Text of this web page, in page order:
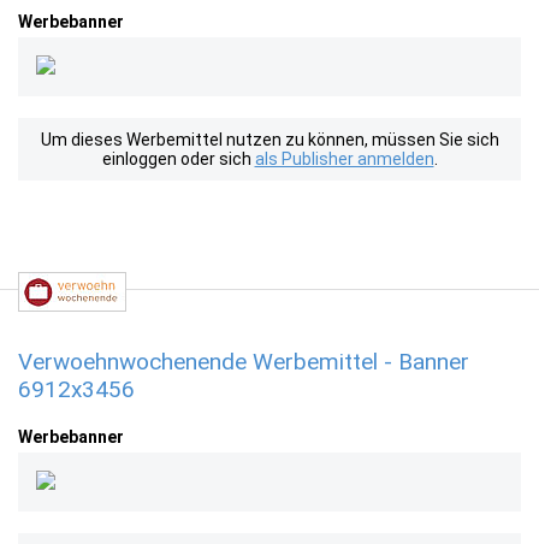
Werbebanner
Um dieses Werbemittel nutzen zu können, müssen Sie sich
einloggen oder sich als Publisher anmelden
Verwoehnwochenende Werbemittel - Banner
6912x3456
Werbebanner